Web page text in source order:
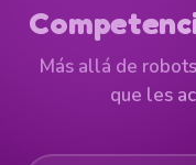
Más allá de
que les